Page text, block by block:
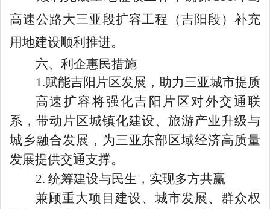
高速公路大三亚段扩容工程（吉阳段）补充
用地建设顺利推进。
六、 利企惠民措施
1.赋能吉阳片区发展，助力三亚城市提质
高速扩容将强化吉阳片区对外交通联
系，带动片区城镇化建设、旅游产业升级与
城乡融合发展，为三亚东部区域经济高质量
发展提供交通支撑。
2. 统筹建设与民生，实现多方共赢
兼顾重大项目建设、城市发展、群众权